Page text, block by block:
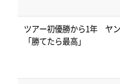
ツアー初優勝から1年 ヤ
「勝てたら最高」